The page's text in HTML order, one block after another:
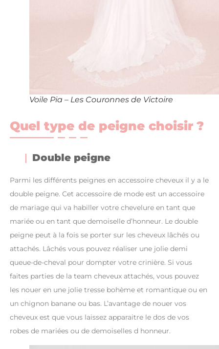
Voile Pia – Les Couronnes de Victoire
Quel type de peigne choisir ?
Double peigne
Parmi les différents peignes en accessoire cheveux il y a le
double peigne. Cet accessoire de mode est un accessoire
de mariage qui va habiller votre chevelure en tant que
mariée ou en tant que demoiselle d’honneur. Le double
peigne peut à la fois se porter sur les cheveux lâchés ou
attachés. Lâchés vous pouvez réaliser une jolie demi
queue-de-cheval pour dompter votre crinière. Si vous
faites parties de la team cheveux attachés, vous pouvez
les nouer en une jolie tresse bohème et romantique ou en
un chignon banane ou bas. L’avantage de nouer vos
cheveux est que vous laissez apparaitre le dos de vos
robes de mariées ou de demoiselles d honneur.